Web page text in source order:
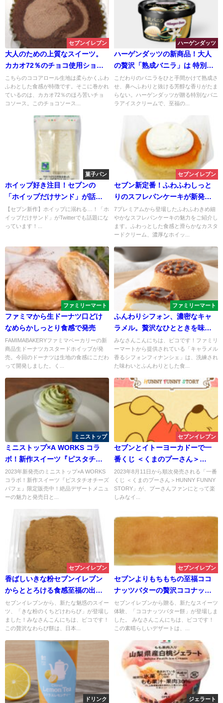
セブンイレブン
大人のための上質なスイーツ。
カカオ72％のチョコ使用ショコ
ラロールケーキ
こちらのココアロール生地は柔らかくふわ
ふわとした食感が特徴です。そこに巻かれ
ているのは、カカオ72％のほろ苦いチョ
コソース。このチョコソース...
ハーゲンダッツ
ハーゲンダッツの新商品！大人
の贅沢「熟成バニラ」は 特別な
バニラアイスクリーム
こだわりのバニラをひと手間かけて熟成さ
せ、鼻へふわりと抜ける芳醇な香りがたま
らない。ハーゲンダッツが贈る特別なバニ
ラアイスクリームで、至福の...
菓子パン
ホイップ好き注目！セブンの
「ホイップだけサンド」が話
題！
【セブン新作】ホイップに溺れる…！「ホ
イップだけサンド」がTwitterでも話題にな
っています！...
セブンイレブン
セブン新定番！ふわふわしっと
りのスフレパンケーキが新発
売！
7プレミアムから登場したふわふわきめ細
やかなスフレパンケーキの魅力をご紹介し
ます。ふわっとした食感と滑らかなカスタ
ードクリーム、濃厚なホイッ...
ファミリーマート
ファミマから生ドーナツ口どけ
なめらかしっとり食感で発売
FAMIMABAKERYファミマベーカリーの新
商品生ドーナツカスタードホイップが発
売。今回のドーナツは生地の食感にこだわ
って開発しました。く...
ファミリーマート
ふんわりシフォン、濃密なキャ
ラメル。贅沢なひとときを味わ
う。キャラメル香るシフォンフ
ィナンシェ
みなさんこんにちは、ピコです！ファミリ
ーマートから提供されている「キャラメル
香るシフォンフィナンシェ」は、洗練され
た味わいとふんわりとした食...
ミニストップ
ミニストップ×A WORKS コラ
ボ！新作スイーツ『ピスタチオ
チーズパフェ』登場！絶品デザ
ートメニューが限定販売中！
2023年新発売のミニストップ×A WORKS
コラボ！新作スイーツ『ピスタチオチーズ
パフェ』限定販売中！絶品デザートメニュ
ーの魅力と発売日と...
セブンイレブン
セブンとイトーヨーカドーで一
番くじ ＜くまのプーさん＞
HUNNY FUNNY STORY
2023年8月11日から順次発売される「一番
くじ ＜くまのプーさん＞HUNNY FUNNY
STORY」が、プーさんファンにとって楽
しみなイ...
セブンイレブン
香ばしいきな粉セブンイレブン
からととろける食感至福の出会
い。きな粉のくちどけわらび
セブンイレブンから、新たな魅惑のスイー
ツ、「きな粉のくちどけわらび」が登場し
ました！みなさんこんにちは、ピコです！
この贅沢なわらび餅は、日本...
セブンイレブン
セブンよりもちもちの至福ココ
ナッツバターの贅沢ココナッツ
バター餅が登場
セブンイレブンから贈る、新たなスイーツ
体験、「ココナッツバター餅」が登場しま
した。 みなさんこんにちは、ピコです！
この素晴らしいデザートは、...
ドリンク ジェラート